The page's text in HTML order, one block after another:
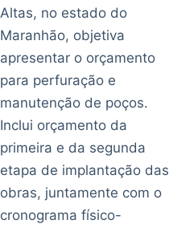
Altas, no estado do
Maranhão, objetiva
apresentar o orçamento
para perfuração e
manutenção de poços.
Inclui orçamento da
primeira e da segunda
etapa de implantação das
obras, juntamente com o
cronograma físico-